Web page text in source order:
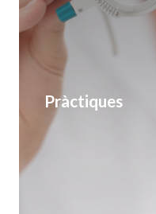
Pràctiques